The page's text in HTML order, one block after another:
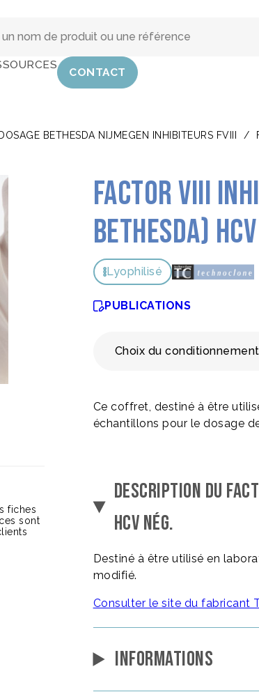
CONTACT
DOSAGE BETHESDA NIJMEGEN INHIBITEURS FVIII /
Factor VIII
Bethesda)
Lyophilisé
PUBLICATIONS
Choix du conditionnement
Ce coffret, destiné à être
échantillons pour le dosage
DESCRIPTION DU
HCV NÉG.
Destiné à être utilisé en
modifié.
Consulter le site du fabricant
INFORMATIONS
fiches
sont